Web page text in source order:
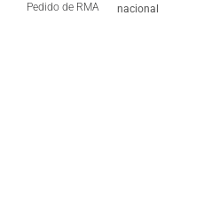
Pedido de RMA
nacional